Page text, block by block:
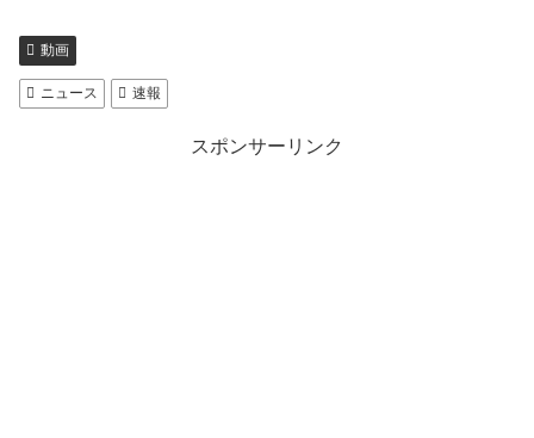
動画
ニュース 速報
スポンサーリンク